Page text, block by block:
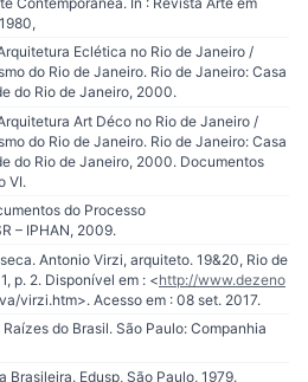
Eclética no Rio de Janeiro /
do Rio de Janeiro. Rio de Janeiro: Casa
do Rio de Janeiro, 2000.
Art Déco no Rio de Janeiro /
do Rio de Janeiro. Rio de Janeiro: Casa
do Rio de Janeiro, 2000. Documentos
VI.
do Processo
– IPHAN, 2009.
Antonio Virzi, arquiteto. 19&20, Rio de
p. 2. Disponível em : <http://www.dezeno
virzi.htm>. Acesso em : 08 set. 2017.
do Brasil. São Paulo: Companhia
Brasileira. Edusp, São Paulo, 1979.